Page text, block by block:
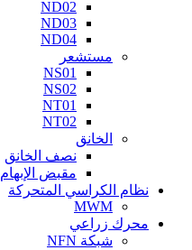
ND02
ND03
ND04
مستشعر
NS01
NS02
NT01
NT02
الخانق
نصف الخانق
مقبض الإبهام
نظام الكراسي المتحركة
MWM
محرك زراعي
شبكة NFN